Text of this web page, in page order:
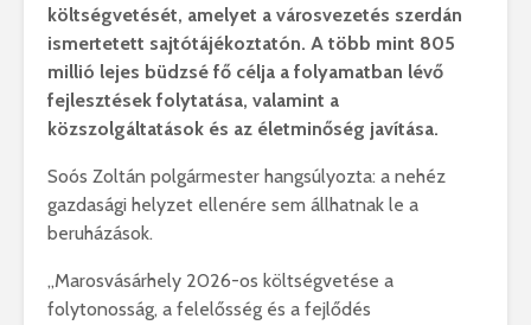
költségvetését, amelyet a városvezetés szerdán
ismertetett sajtótájékoztatón. A több mint 805
millió lejes büdzsé fő célja a folyamatban lévő
fejlesztések folytatása, valamint a
közszolgáltatások és az életminőség javítása.
Soós Zoltán polgármester hangsúlyozta: a nehéz
gazdasági helyzet ellenére sem állhatnak le a
beruházások.
„Marosvásárhely 2026-os költségvetése a
folytonosság, a felelősség és a fejlődés